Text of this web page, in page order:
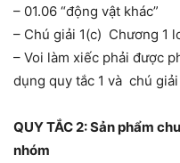
– 01.06 “động vật khác”
– Chú giải 1(c) Chương 1
– Voi làm xiếc phải được
dụng quy tắc 1 và chú giải
QUY TẮC 2: Sản phẩm
nhóm